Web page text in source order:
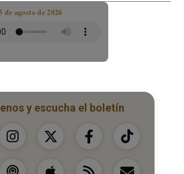
de agosto de 2026
y escucha el boletín